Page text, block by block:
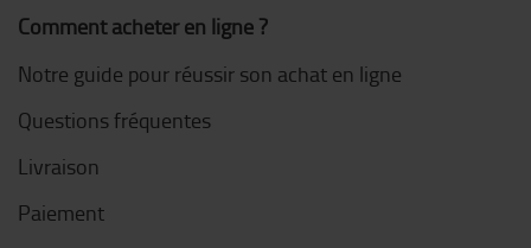
Comment acheter en ligne ?
Notre guide pour réussir son achat en ligne
Questions fréquentes
Livraison
Paiement